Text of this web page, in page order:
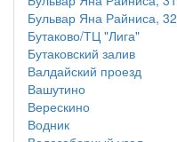
Бульвар Яна Райниса, 32
Бутаково/ТЦ "Лига"
Бутаковский залив
Валдайский проезд
Вашутино
Верескино
Водник